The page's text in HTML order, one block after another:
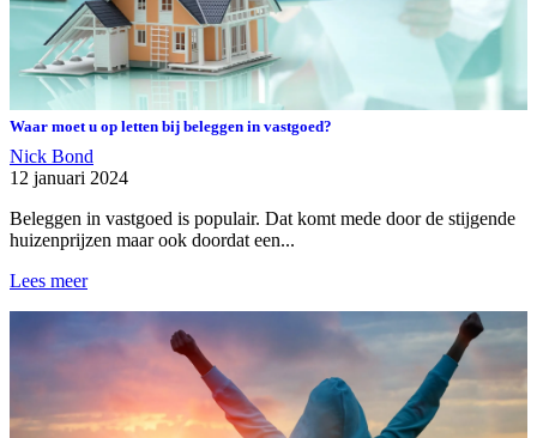
Waar moet u op letten bij beleggen in vastgoed?
Nick Bond
12 januari 2024
Beleggen in vastgoed is populair. Dat komt mede door de stijgende
huizenprijzen maar ook doordat een...
Lees meer